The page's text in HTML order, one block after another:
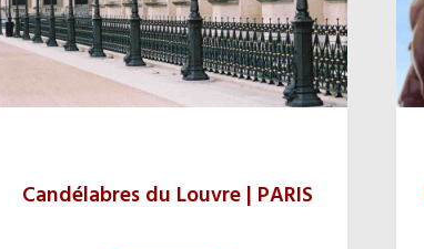
Candélabres du Louvre | PARIS